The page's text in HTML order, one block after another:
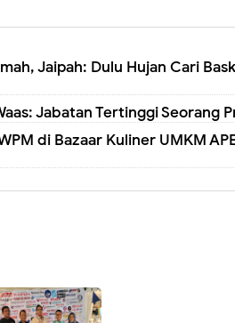
Jaipah: Dulu Hujan Cari
Jabatan Tertinggi Seorang
di Bazaar Kuliner UMKM